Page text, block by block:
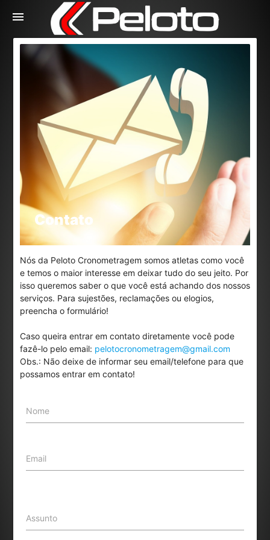
menu
Contato
Nós da Peloto Cronometragem somos atletas como você
e temos o maior interesse em deixar tudo do seu jeito. Por
isso queremos saber o que você está achando dos nossos
serviços. Para sujestões, reclamações ou elogios,
preencha o formulário!
Caso queira entrar em contato diretamente você pode
fazê-lo pelo email: pelotocronometragem@gmail.com
Obs.: Não deixe de informar seu email/telefone para que
possamos entrar em contato!
Nome
Email
Assunto